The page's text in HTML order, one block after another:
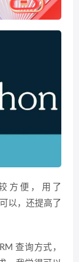
方便，用了
以，还提高了
查询方式，